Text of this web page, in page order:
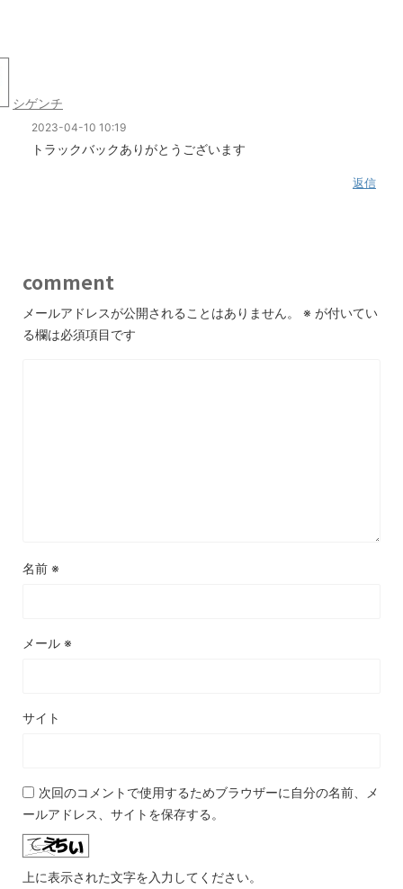
シゲンチ
2023-04-10 10:19
トラックバックありがとうございます
返信
comment
メールアドレスが公開されることはありません。 ※ が付いてい
る欄は必須項目です
名前 ※
メール ※
サイト
次回のコメントで使用するためブラウザーに自分の名前、メ
ールアドレス、サイトを保存する。
上に表示された文字を入力してください。